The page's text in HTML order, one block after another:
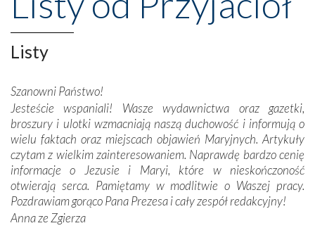
niepodległość kraju. Zachwyt budziła potężna, a zarazem
misterna architektura tych monumentalnych dzieł,
wspaniałe zdobienia, dbałość ich twórców o detale,
połączenie talentów z wytrwałością i pracowitością
Podążyliśmy też śladami fatimskich wizjonerów – Łucji
dos Santos oraz świętych Hiacynty i Franciszka Marto.
Modliliśmy się przy ich grobach. Odprawiliśmy Drogę
Krzyżową w ich rodzinnych stronach, odwiedziliśmy
domy, w których żyli.
W miejscu objawień Matki Bożej zapaliliśmy świece
przywiezione wraz z intencjami powierzonymi nam przez
Listy
Szanowni Państwo!
Jesteście wspaniali! Wasze wydawnictwa oraz gazetki,
broszury i ulotki wzmacniają naszą duchowość i informują o
wielu faktach oraz miejscach objawień Maryjnych. Artykuły
czytam z wielkim zainteresowaniem. Naprawdę bardzo cenię
informacje o Jezusie i Maryi, które w nieskończoność
otwierają serca. Pamiętamy w modlitwie o Waszej pracy.
Pozdrawiam gorąco Pana Prezesa i cały zespół redakcyjny!
Anna ze Zgierza